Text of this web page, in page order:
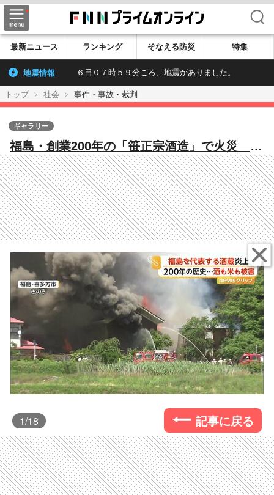
検索
最新ニュース ランキング そなえる防災 特集
地震情報 ６日０７時５９分ころ、地震がありました。
トップ 社会 事件・事故・裁判
福島・創業200年の「笹正宗酒造」で火災 登
録有形文化財の蔵など焼ける 再建の見通し
立たず けが人なし
ギャラリー
1/18 記事に戻る